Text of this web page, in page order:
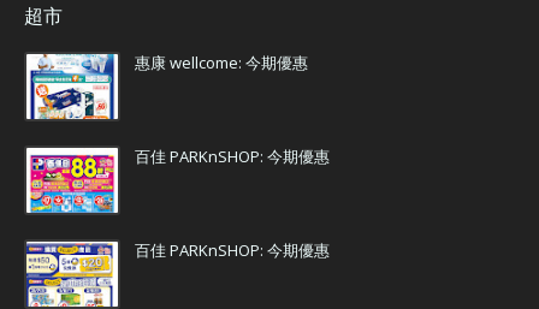
超市
惠康 wellcome: 今期優惠
百佳 PARKnSHOP: 今期優惠
百佳 PARKnSHOP: 今期優惠